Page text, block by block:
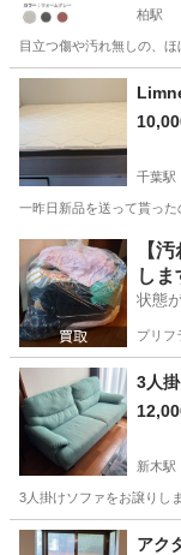
柏駅
目立つ傷や汚れ無しの、
千葉 柏市
千葉駅
一昨日新品を送って貰っ
千葉 千葉市 千葉
【
しま
状態
プリフ
3人
新木駅
3人掛けソファをお譲りし
千葉 我孫子市 アク